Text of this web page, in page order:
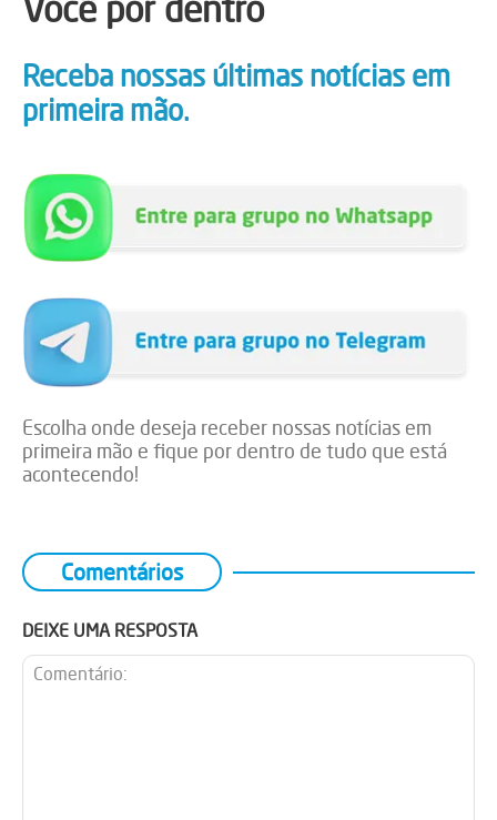
Você por dentro
Receba nossas últimas notícias em
primeira mão.
Escolha onde deseja receber nossas notícias em
primeira mão e fique por dentro de tudo que está
acontecendo!
Comentários
DEIXE UMA RESPOSTA